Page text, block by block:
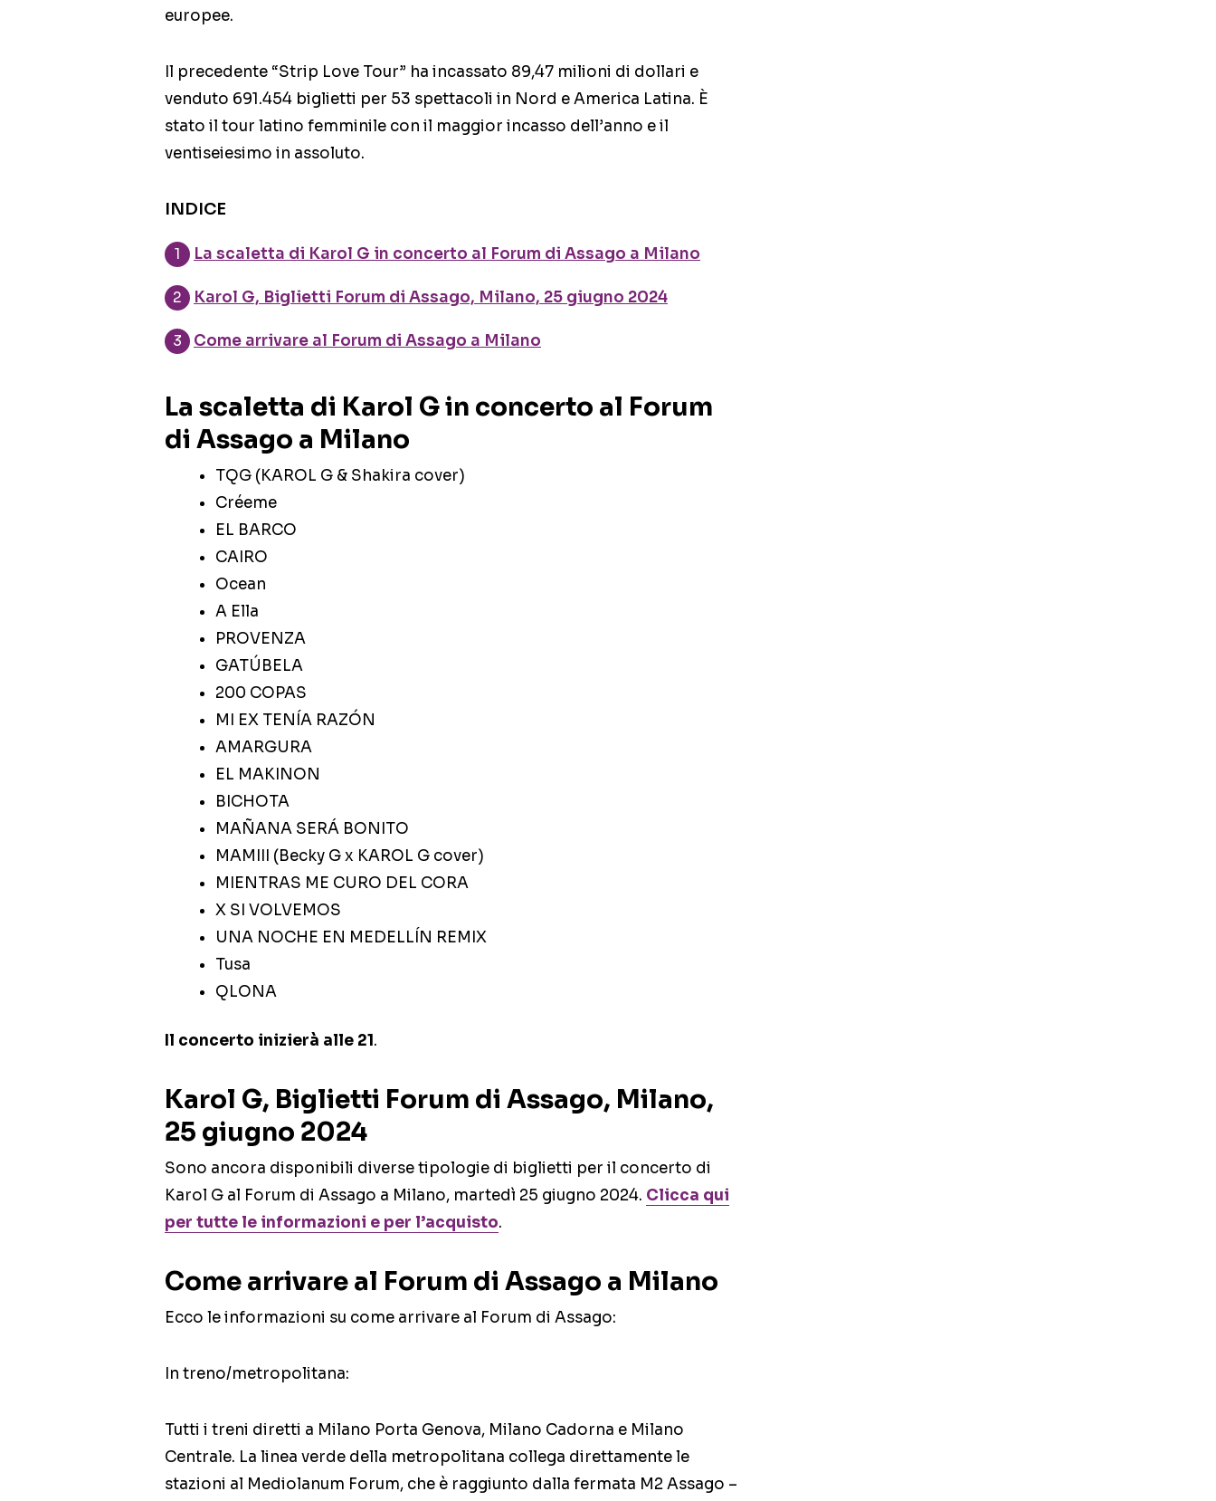
europee.
Il precedente “Strip Love Tour” ha incassato 89,47 milioni di dollari e
venduto 691.454 biglietti per 53 spettacoli in Nord e America Latina. È
stato il tour latino femminile con il maggior incasso dell’anno e il
ventiseiesimo in assoluto.
INDICE
La scaletta di Karol G in concerto al Forum di Assago a Milano
Karol G, Biglietti Forum di Assago, Milano, 25 giugno 2024
Come arrivare al Forum di Assago a Milano
La scaletta di Karol G in concerto al Forum
di Assago a Milano
TQG (KAROL G & Shakira cover)
Créeme
EL BARCO
CAIRO
Ocean
A Ella
PROVENZA
GATÚBELA
200 COPAS
MI EX TENÍA RAZÓN
AMARGURA
EL MAKINON
BICHOTA
MAÑANA SERÁ BONITO
MAMIII (Becky G x KAROL G cover)
MIENTRAS ME CURO DEL CORA
X SI VOLVEMOS
UNA NOCHE EN MEDELLÍN REMIX
Tusa
QLONA
Il concerto inizierà alle 21.
Karol G, Biglietti Forum di Assago, Milano,
25 giugno 2024
Sono ancora disponibili diverse tipologie di biglietti per il concerto di
Karol G al Forum di Assago a Milano, martedì 25 giugno 2024. Clicca qui
per tutte le informazioni e per l’acquisto.
Come arrivare al Forum di Assago a Milano
Ecco le informazioni su come arrivare al Forum di Assago:
In treno/metropolitana:
Tutti i treni diretti a Milano Porta Genova, Milano Cadorna e Milano
Centrale. La linea verde della metropolitana collega direttamente le
stazioni al Mediolanum Forum, che è raggiunto dalla fermata M2 Assago –